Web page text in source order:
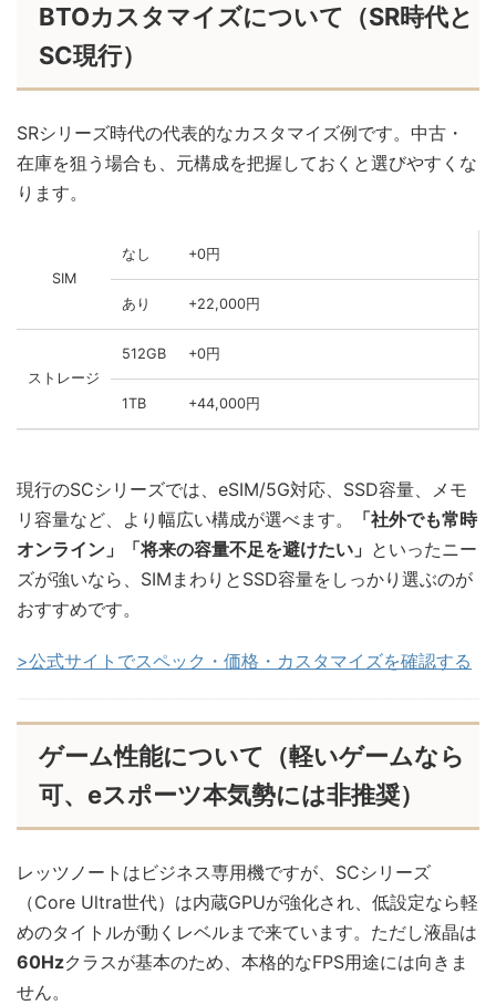
BTOカスタマイズについて（SR時代と
SC現行）
SRシリーズ時代の代表的なカスタマイズ例です。中古・
在庫を狙う場合も、元構成を把握しておくと選びやすくな
ります。
SIM
なし +0円
あり +22,000円
ストレージ
512GB +0円
1TB +44,000円
現行のSCシリーズでは、eSIM/5G対応、SSD容量、メモ
リ容量など、より幅広い構成が選べます。
「社外でも常時
オンライン」「将来の容量不足を避けたい」 といったニー
ズが強いなら、SIMまわりとSSD容量をしっかり選ぶのが
おすすめです。
>公式サイトでスペック・価格・カスタマイズを確認する
ゲーム性能について（軽いゲームなら
可、eスポーツ本気勢には非推奨）
レッツノートはビジネス専用機ですが、SCシリーズ
（Core Ultra世代）は内蔵GPUが強化され、低設定なら軽
めのタイトルが動くレベルまで来ています。ただし液晶は
60Hzクラスが基本のため、本格的なFPS用途には向きま
せん。